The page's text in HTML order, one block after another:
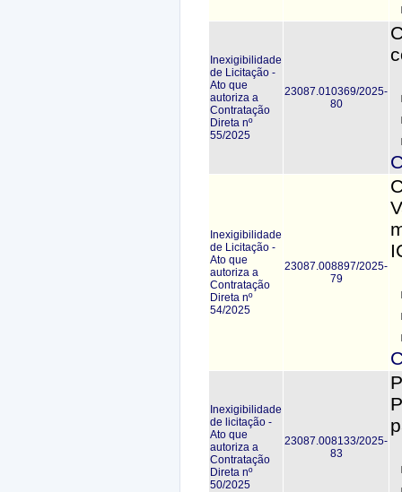
Inexigibilidade
de Licitação -
Ato que
autoriza a
Contratação
Direta nº
55/2025
23087.010369/2025-
80
Inexigibilidade
de Licitação -
Ato que
autoriza a
Contratação
Direta nº
54/2025
23087.008897/2025-
79
Inexigibilidade
de licitação -
Ato que
autoriza a
Contratação
Direta nº
50/2025
23087.008133/2025-
83